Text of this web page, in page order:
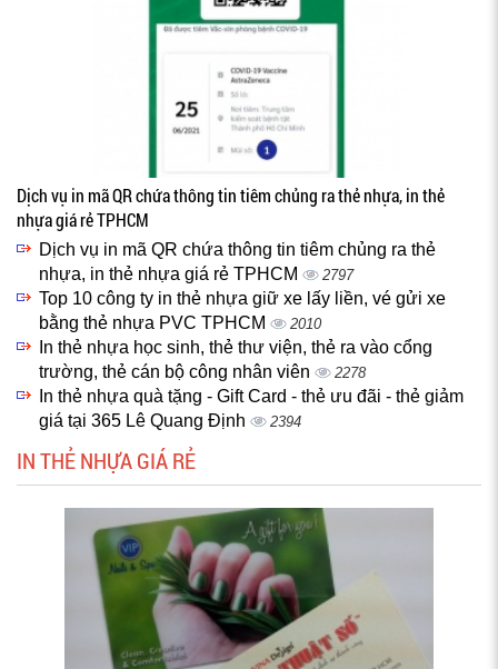
Dịch vụ in mã QR chứa thông tin tiêm chủng ra thẻ nhựa, in thẻ
nhựa giá rẻ TPHCM
Dịch vụ in mã QR chứa thông tin tiêm chủng ra thẻ
nhựa, in thẻ nhựa giá rẻ TPHCM
2797
Top 10 công ty in thẻ nhựa giữ xe lấy liền, vé gửi xe
bằng thẻ nhựa PVC TPHCM
2010
In thẻ nhựa học sinh, thẻ thư viện, thẻ ra vào cổng
trường, thẻ cán bộ công nhân viên
2278
In thẻ nhựa quà tặng - Gift Card - thẻ ưu đãi - thẻ giảm
giá tại 365 Lê Quang Định
2394
IN THẺ NHỰA GIÁ RẺ